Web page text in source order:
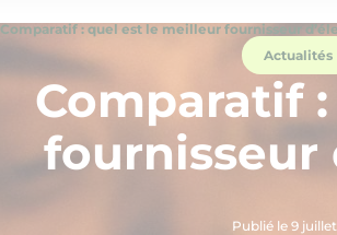
Comparatif : quel est le meilleur fournisseur
Actualités
Comparatif
fournisseur
Publié le 9